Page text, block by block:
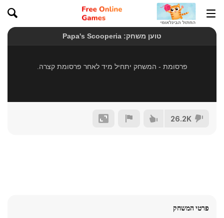
26.2K
פרטי המשחק